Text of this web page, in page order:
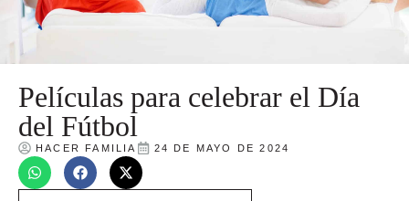
Películas para celebrar el Día
del Fútbol
HACER FAMILIA 24 DE MAYO DE 2024